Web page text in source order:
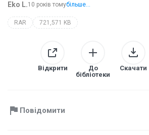
Eko L.10 років томубільше...
RAR 721,571 KB
Відкрити
До
бібліотеки
Скачати
Повідомити